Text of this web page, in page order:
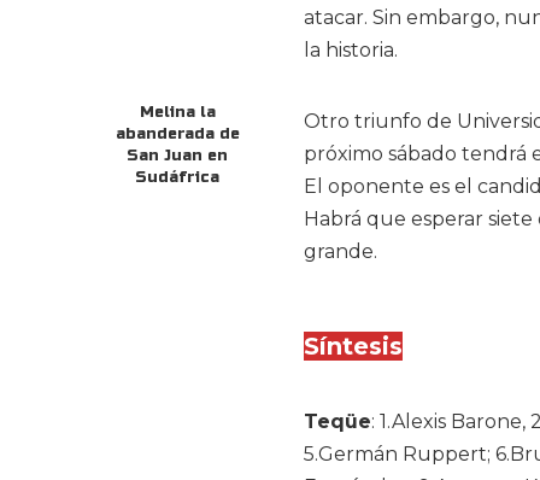
Melina la
abanderada de
San Juan en
Sudáfrica
atacar. Sin embargo,
la historia.
Otro triunfo de
próximo sábado tendrá
El oponente es el
Habrá que esperar siete
grande.
Síntesis
Teqüe: 1.Alexis
5.Germán Ruppert;